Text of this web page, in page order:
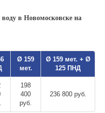
в Новомосковске на
Ø 159
мет.
Ø 159 мет. + Ø
125 ПНД
198
400
руб.
236 800 руб.